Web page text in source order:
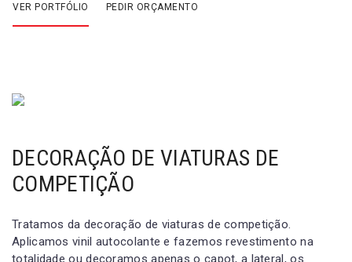
VER PORTFÓLIO PEDIR ORÇAMENTO
DECORAÇÃO DE VIATURAS DE
COMPETIÇÃO
Tratamos da decoração de viaturas de competição.
Aplicamos vinil autocolante e fazemos revestimento na